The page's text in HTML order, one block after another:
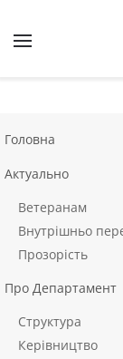
Skip to
Головна
Актуально
Ветеранам
Внутрішньо
Прозорість
Про Департамент
Структура
Керівництво